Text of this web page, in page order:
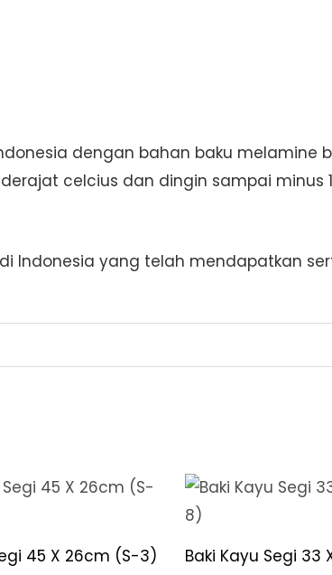
dengan bahan baku melamine
celcius dan dingin sampai minus
Indonesia yang telah mendapatkan
45 X 26cm (S-3) Baki Kayu Segi